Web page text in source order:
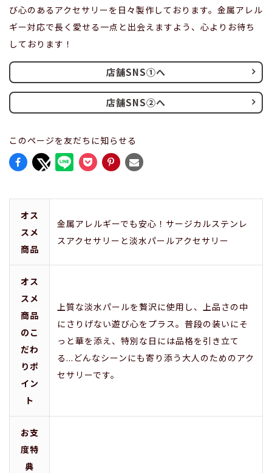
び心のあるアクセサリーを日々製作しております。金属アレル
ギー対応で長く愛せる一点と出会えますよう、心よりお待ち
しております！
店舗SNS①へ
店舗SNS②へ
このページを友だちに知らせる
オス
スメ
商品
金属アレルギーでも安心！サージカルステンレ
スアクセサリーと淡水パールアクセサリー
オス
スメ
商品
のこ
だわ
りポ
イン
ト
上質な淡水パールを贅沢に使用し、上品さの中
にさりげない遊び心をプラス。普段の装いにそ
っと華を添え、特別な日には品格を引き立て
る...どんなシーンにも寄り添う大人のためのアク
セサリーです。
お支
度特
典